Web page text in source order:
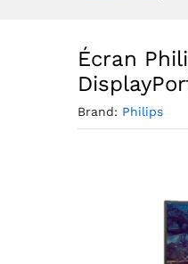
Écran
Brand: Philips